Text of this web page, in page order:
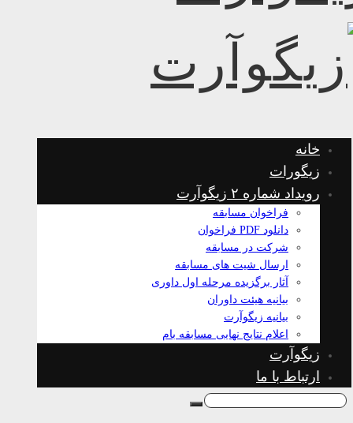
خانه
زیگورات
رویداد شماره ۲ زیگوآرت
فراخوان مسابقه
دانلود PDF فراخوان
شرکت در مسابقه
ارسال شیت های مسابقه
آثار برگزیده مرحله اول داوری
بیانیه هیئت داوران
بیانیه زیگوآرت
اعلام نتایج نهایی مسابقه بام
زیگوآرت
ارتباط با ما